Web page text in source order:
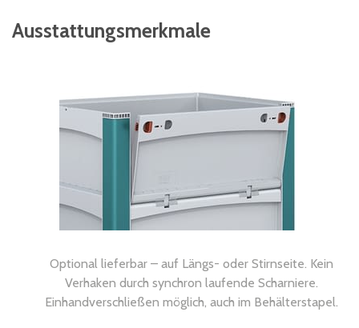
Ausstattungsmerkmale
Optional lieferbar – auf Längs- oder Stirnseite. Kein
Verhaken durch synchron laufende Scharniere.
Einhandverschließen möglich, auch im Behälterstapel.